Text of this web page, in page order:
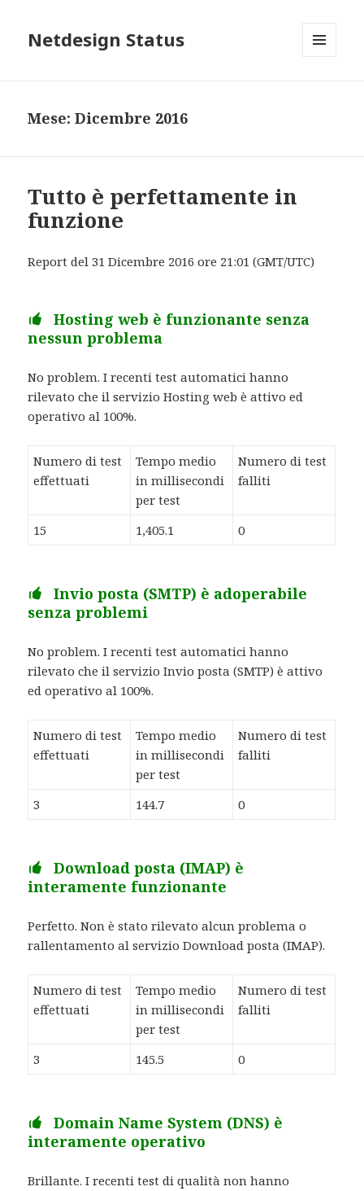
Netdesign Status
Mese: Dicembre 2016
Tutto è perfettamente in
funzione
Report del 31 Dicembre 2016 ore 21:01 (GMT/UTC)
Hosting web è funzionante senza
nessun problema
No problem. I recenti test automatici hanno
rilevato che il servizio Hosting web è attivo ed
operativo al 100%.
Numero di test
effettuati
Tempo medio
in millisecondi
per test
Numero di test
falliti
15 1,405.1 0
Invio posta (SMTP) è adoperabile
senza problemi
No problem. I recenti test automatici hanno
rilevato che il servizio Invio posta (SMTP) è attivo
ed operativo al 100%.
Numero di test
effettuati
Tempo medio
in millisecondi
per test
Numero di test
falliti
3 144.7 0
Download posta (IMAP) è
interamente funzionante
Perfetto. Non è stato rilevato alcun problema o
rallentamento al servizio Download posta (IMAP).
Numero di test
effettuati
Tempo medio
in millisecondi
per test
Numero di test
falliti
3 145.5 0
Domain Name System (DNS) è
interamente operativo
Brillante. I recenti test di qualità non hanno